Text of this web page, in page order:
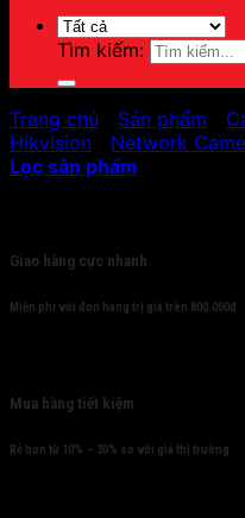
Tìm kiếm:
Trang chủ Sản phẩm
Hikvision
Network
Lọc sản phẩm
Giao hàng cực nhanh
Miễn phí với đơn hàng trị giá trên 800.000đ
Mua hàng tiết kiệm
Rẻ hơn từ 10% – 30% so với giá thị trường